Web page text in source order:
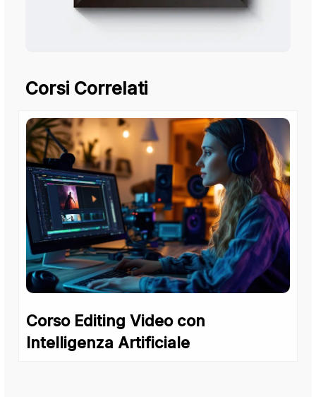
Corsi Correlati
Corso Editing Video con
Intelligenza Artificiale